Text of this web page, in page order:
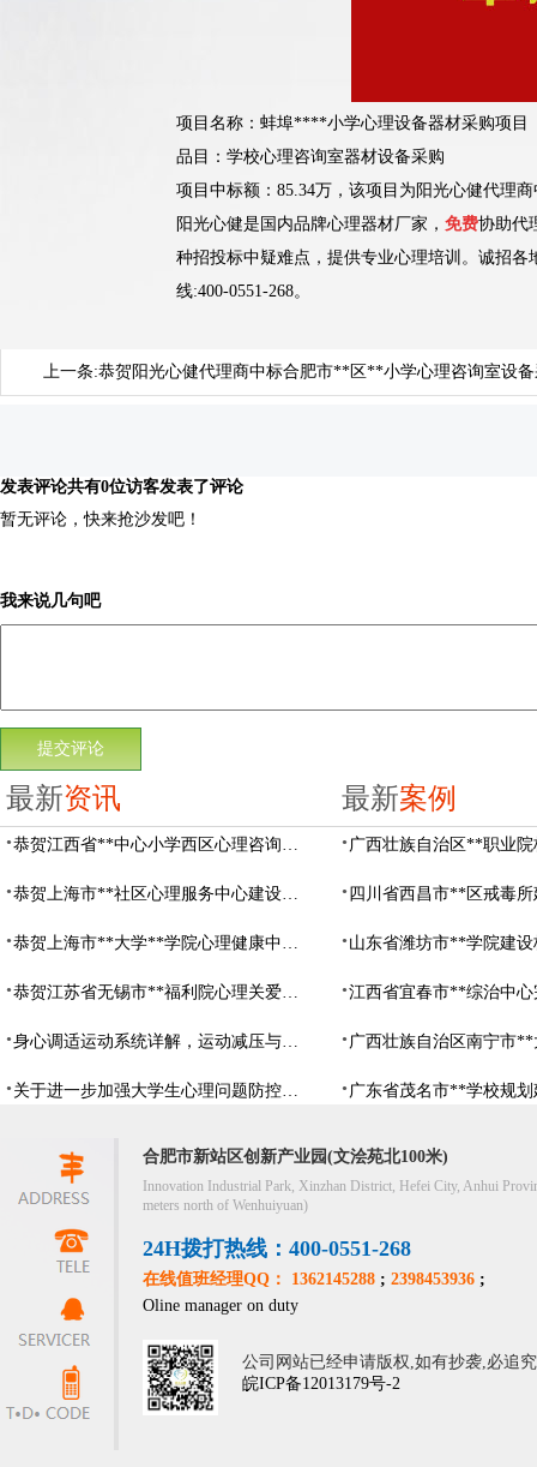
项目名称： 蚌埠****小学心理设备器材采购项目
品目：学校心理咨询室器材设备采购
项目中标额：85.34万，该项目为阳光心健代理
阳光心健是国内品牌心理器材厂家， 免费协助代
种招投标中疑难点，提供专业心理培训。诚招各
线:400-0551-268。
上一条:恭贺阳光心健代理商中标合肥市**区**小学心理咨询室设
发表评论共有0位访客发表了评论
暂无评论，快来抢沙发吧！
我来说几句吧
最新资讯
恭贺江西省**中心小学西区心理咨询教室设备采购项目由阳光心健代理商中标
恭贺上海市**社区心理服务中心建设项目由阳光心健代理商中标
恭贺上海市**大学**学院心理健康中心建设项目由阳光心健代理商中标
恭贺江苏省无锡市**福利院心理关爱中心建设项目由阳光心健代理商中标
身心调适运动系统详解，运动减压与心理调适全指南
关于进一步加强大学生心理问题防控，防控大学生心理危机
最新案例
合肥市新站区创新产业园(文浍苑北100米)
Innovation Industrial Park, Xinzhan District, Hefei City, Anhui
meters north of Wenhuiyuan)
24H拨打热线：400-0551-268
在线值班经理QQ： 1362145288 ; 2398453936 ;
Oline manager on duty
公司网站已经申请版权,如有抄袭,必追
皖ICP备12013179号-2